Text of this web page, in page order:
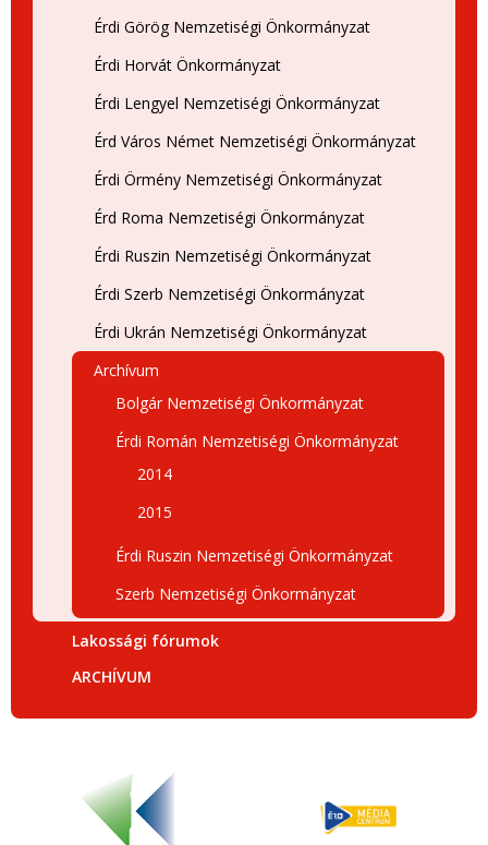
Érdi Görög Nemzetiségi Önkormányzat
Érdi Horvát Önkormányzat
Érdi Lengyel Nemzetiségi Önkormányzat
Érd Város Német Nemzetiségi Önkormányzat
Érdi Örmény Nemzetiségi Önkormányzat
Érd Roma Nemzetiségi Önkormányzat
Érdi Ruszin Nemzetiségi Önkormányzat
Érdi Szerb Nemzetiségi Önkormányzat
Érdi Ukrán Nemzetiségi Önkormányzat
Archívum
Bolgár Nemzetiségi Önkormányzat
Érdi Román Nemzetiségi Önkormányzat
2014
2015
Érdi Ruszin Nemzetiségi Önkormányzat
Szerb Nemzetiségi Önkormányzat
Lakossági fórumok
ARCHÍVUM